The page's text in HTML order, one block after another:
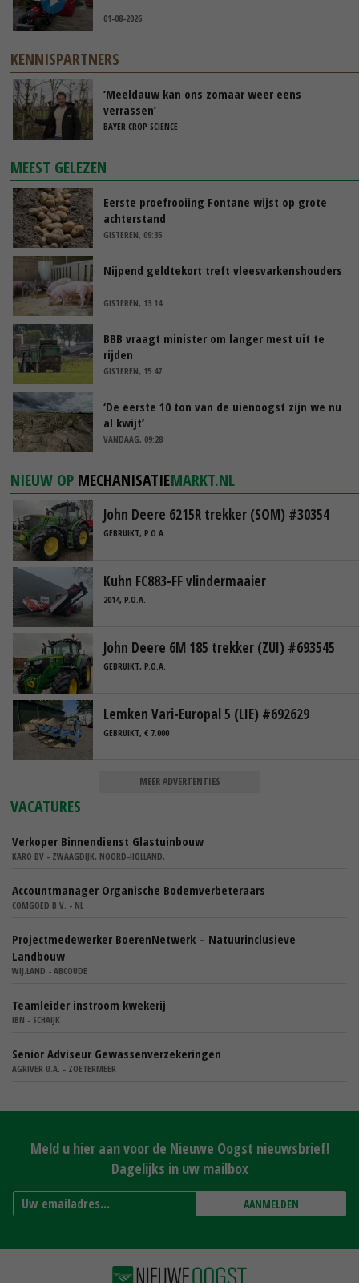
01-08-2026
KENNISPARTNERS
‘Meeldauw kan ons zomaar weer eens
verrassen’
BAYER CROP SCIENCE
MEEST GELEZEN
Eerste proefrooiing Fontane wijst op grote
achterstand
GISTEREN, 09:35
Nijpend geldtekort treft vleesvarkenshouders
GISTEREN, 13:14
BBB vraagt minister om langer mest uit te
rijden
GISTEREN, 15:47
‘De eerste 10 ton van de uienoogst zijn we nu
al kwijt’
VANDAAG, 09:28
NIEUW OP MECHANISATIEMARKT.NL
John Deere 6215R trekker (SOM) #30354
GEBRUIKT, P.O.A.
Kuhn FC883-FF vlindermaaier
2014, P.O.A.
John Deere 6M 185 trekker (ZUI) #693545
GEBRUIKT, P.O.A.
Lemken Vari-Europal 5 (LIE) #692629
GEBRUIKT, € 7.000
MEER ADVERTENTIES
VACATURES
Verkoper Binnendienst Glastuinbouw
KARO BV - ZWAAGDIJK, NOORD-HOLLAND,
Accountmanager Organische Bodemverbeteraars
COMGOED B.V. - NL
Projectmedewerker BoerenNetwerk – Natuurinclusieve
Landbouw
WIJ.LAND - ABCOUDE
Teamleider instroom kwekerij
IBN - SCHAIJK
Senior Adviseur Gewassenverzekeringen
AGRIVER U.A. - ZOETERMEER
Meld u hier aan voor de Nieuwe Oogst nieuwsbrief!
Dagelijks in uw mailbox
AANMELDEN